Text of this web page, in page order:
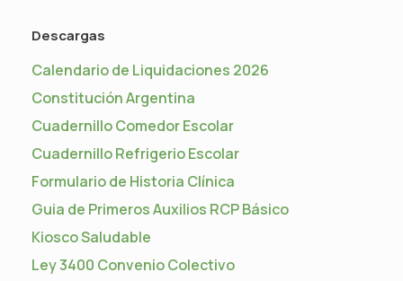
Descargas
Calendario de Liquidaciones 2026
Constitución Argentina
Cuadernillo Comedor Escolar
Cuadernillo Refrigerio Escolar
Formulario de Historia Clínica
Guia de Primeros Auxilios RCP Básico
Kiosco Saludable
Ley 3400 Convenio Colectivo